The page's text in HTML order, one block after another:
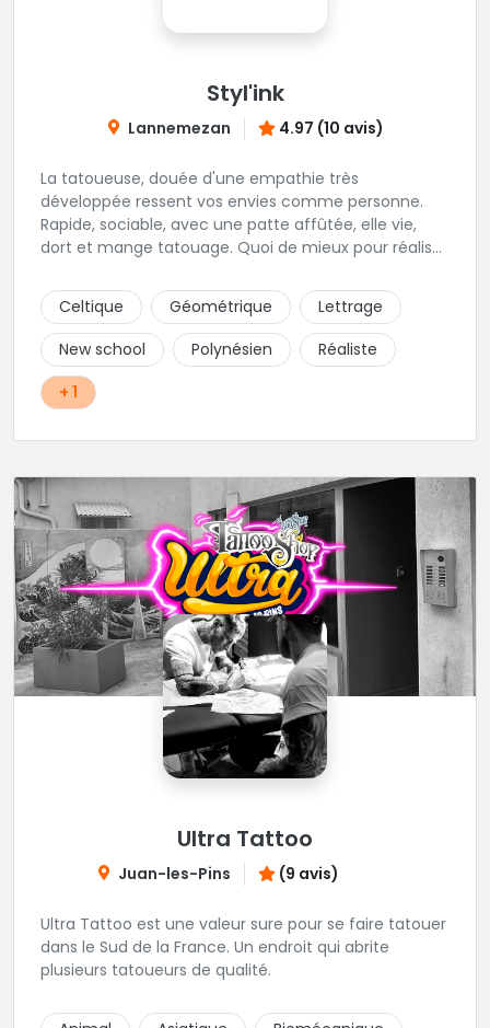
Styl'ink
Lannemezan 4.97 (10 avis)
La tatoueuse, douée d'une empathie très
développée ressent vos envies comme personne.
Rapide, sociable, avec une patte affûtée, elle vie,
dort et mange tatouage. Quoi de mieux pour réaliser
Celtique
Géométrique
Lettrage
New school
Polynésien
Réaliste
+ 1
Ultra Tattoo
Juan-les-Pins (9 avis)
Ultra Tattoo est une valeur sure pour se faire tatouer
dans le Sud de la France. Un endroit qui abrite
plusieurs tatoueurs de qualité.